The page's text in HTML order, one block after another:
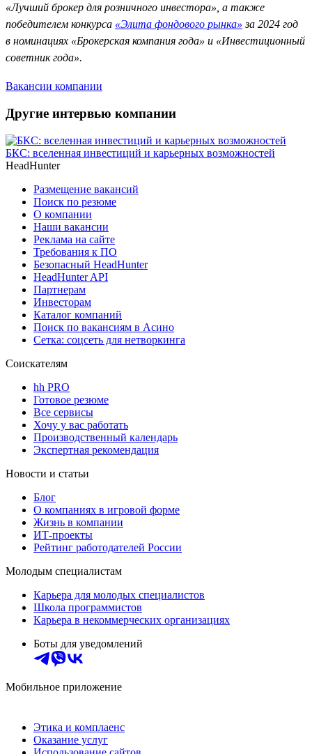
«Лучший брокер для розничного инвестора», а также
победителем конкурса «Элита фондового рынка» за 2024 год
в номинациях «Брокерская компания года» и «Инвестиционный
советник года».
Вакансии компании
Другие интервью компании
БКС: вселенная инвестиций и карьерных возможностей
HeadHunter
Размещение вакансий
Поиск по резюме
О компании
Наши вакансии
Реклама на сайте
Требования к ПО
Безопасный HeadHunter
HeadHunter API
Партнерам
Инвесторам
Каталог компаний
Поиск по вакансиям в Асино
Сетка: соцсеть для нетворкинга
Соискателям
hh PRO
Готовое резюме
Все сервисы
Хочу у вас работать
Производственный календарь
Экспертная рекомендация
Новости и статьи
Блог
О компаниях в игровой форме
Жизнь в компании
ИТ-проекты
Рейтинг работодателей России
Молодым специалистам
Карьера для молодых специалистов
Школа программистов
Карьера в некоммерческих организациях
Боты для уведомлений
Мобильное приложение
Этика и комплаенс
Оказание услуг